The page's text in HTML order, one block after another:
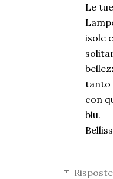
Le
isole
tanto
con
blu.
Risposte